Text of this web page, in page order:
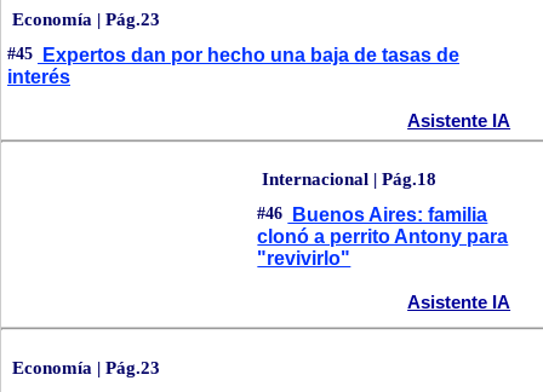
Economía | Pág.23
#45
Expertos dan por hecho una baja de tasas de
interés
Asistente IA
Internacional | Pág.18
#46
Buenos Aires: familia
clonó a perrito Antony para
"revivirlo"
Asistente IA
Economía | Pág.23